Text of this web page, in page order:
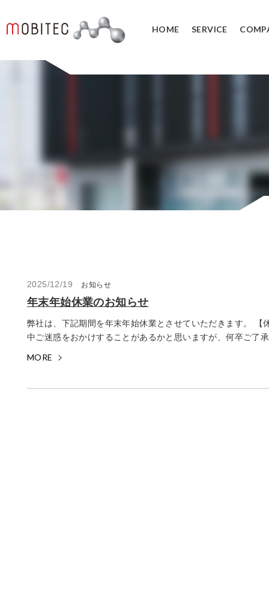
HOME SERVICE
データ管理
2025/12/19 お知らせ
年末年始休業のお知らせ
弊社は、下記期間を年末年始休業とさせていただきます。
中ご迷惑をおかけすることがあるかと思いますが、何卒ご了
MORE